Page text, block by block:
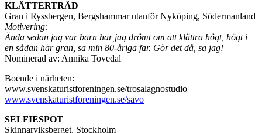
KLÄTTERTRÄD
Gran i Ryssbergen, Bergshammar utanför Nyköping, Södermanland
Motivering:
Ända sedan jag var barn har jag drömt om att klättra högt, högt i
en sådan här gran, sa min 80-åriga far. Gör det då, sa jag!
Nominerad av: Annika Tovedal
Boende i närheten:
www.svenskaturistforeningen.se/trosalagnostudio
www.svenskaturistforeningen.se/savo
SELFIESPOT
Skinnarviksberget, Stockholm